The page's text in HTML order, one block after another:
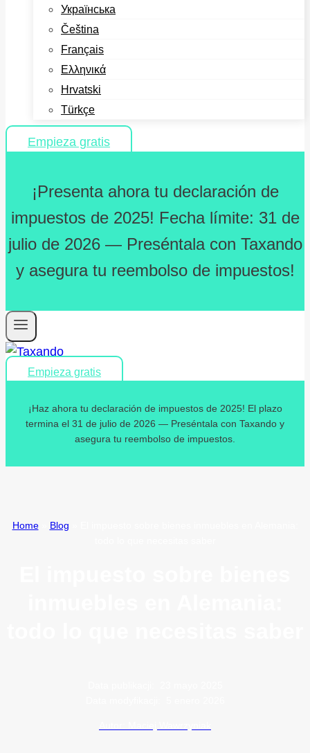
Українська
Čeština
Français
Ελληνικά
Hrvatski
Türkçe
Empieza gratis
¡Presenta ahora tu declaración de
impuestos de 2025! Fecha límite: 31 de
julio de 2026 — Preséntala con Taxando
y asegura tu reembolso de impuestos!
Empieza gratis
¡Haz ahora tu declaración de impuestos de 2025! El plazo
termina el 31 de julio de 2026 — Preséntala con Taxando y
asegura tu reembolso de impuestos.
Home» Blog